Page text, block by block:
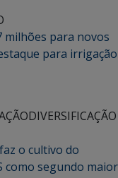
milhões para novos
para irrigação
DIVERSIFICAÇÃO
o cultivo do
como segundo maior